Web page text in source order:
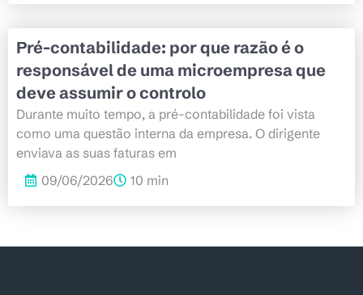
Pré-contabilidade: por que razão é o
responsável de uma microempresa que
deve assumir o controlo
Durante muito tempo, a pré-contabilidade foi vista
como uma questão interna da empresa. O dirigente
enviava as suas faturas em
09/06/2026
10 min